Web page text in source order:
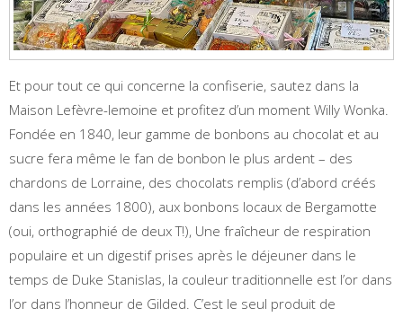
Et pour tout ce qui concerne la confiserie, sautez dans la
Maison Lefèvre-lemoine et profitez d’un moment Willy Wonka.
Fondée en 1840, leur gamme de bonbons au chocolat et au
sucre fera même le fan de bonbon le plus ardent – des
chardons de Lorraine, des chocolats remplis (d’abord créés
dans les années 1800), aux bonbons locaux de Bergamotte
(oui, orthographié de deux T!), Une fraîcheur de respiration
populaire et un digestif prises après le déjeuner dans le
temps de Duke Stanislas, la couleur traditionnelle est l’or dans
l’or dans l’honneur de Gilded. C’est le seul produit de